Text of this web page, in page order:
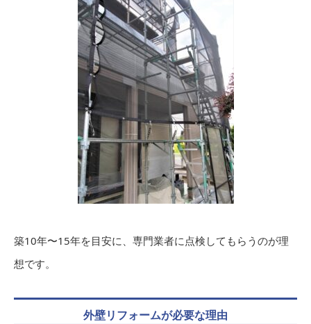
築10年〜15年を目安に、専門業者に点検してもらうのが理
想です。
外壁リフォームが必要な理由